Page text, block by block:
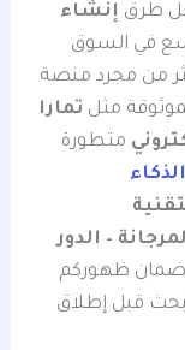
طرق إنشاء
في السوق
من مجرد منصة
مثل تمارا
متطورة
– الدور
لضمان ظهوركم
قبل إطلاق